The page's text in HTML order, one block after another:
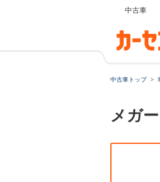
中古車
中古車トップ
メガ